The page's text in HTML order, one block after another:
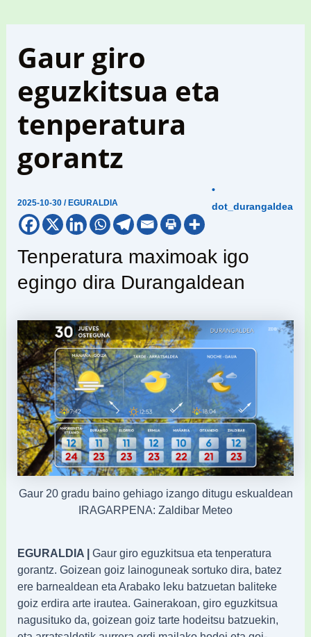
Gaur giro
eguzkitsua eta
tenperatura
gorantz
2025-10-30/ EGURALDIA
•
dot_durangaldea
Tenperatura maximoak igo
egingo dira Durangaldean
Gaur 20 gradu baino gehiago izango ditugu eskualdean
IRAGARPENA: Zaldibar Meteo
EGURALDIA | Gaur giro eguzkitsua eta tenperatura
gorantz. Goizean goiz lainoguneak sortuko dira, batez
ere barnealdean eta Arabako leku batzuetan baliteke
goiz erdira arte irautea. Gainerakoan, giro eguzkitsua
nagusituko da, goizean goiz tarte hodeitsu batzuekin,